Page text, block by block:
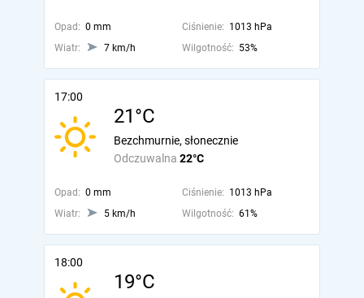
Opad: 0 mm Ciśnienie: 1013 hPa
Wiatr:
7 km/h Wilgotność: 53%
17:00
21°C
Odczuwalna 22°C
Bezchmurnie, słonecznie
Opad: 0 mm Ciśnienie: 1013 hPa
Wiatr:
5 km/h Wilgotność: 61%
18:00
19°C